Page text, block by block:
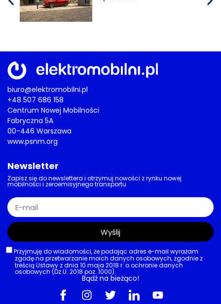
biuro@elektromobilni.pl
+48 507 686 158
Centrum Nowej Mobilności
Fabryczna 5A
00-446 Warszawa
www.psnm.org
Newsletter
Zapisz się do newslettera i otrzymuj nowości z rynku nowej
mobilności i zeroemisyjnego transportu
Przyjmuję do wiadomości, że podając adres e-mail wyrażam
zgodę na przetwarzanie moich danych osobowych, zgodnie z
treścią Ustawy z dnia 10 maja 2018 r. o ochronie danych
osobowych (Dz.U. 2018 poz. 1000).
Wyślij
Bądź na bieżąco!